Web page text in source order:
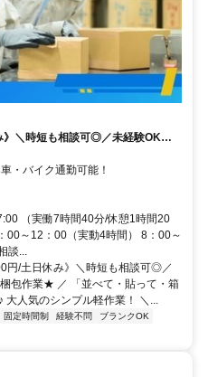
》＼時短も相談可◎／未経験OK！
バイク通勤可能！
（実働7時間40分/休憩1時間20
～12：00（実動4時間） 8：00～
...
円/土日休み》＼時短も相談可◎／
包作業★ ／ 「並べて・貼って・箱
人気のシンプル軽作業！ ＼...
固定時間制 経験不問
ブランクOK